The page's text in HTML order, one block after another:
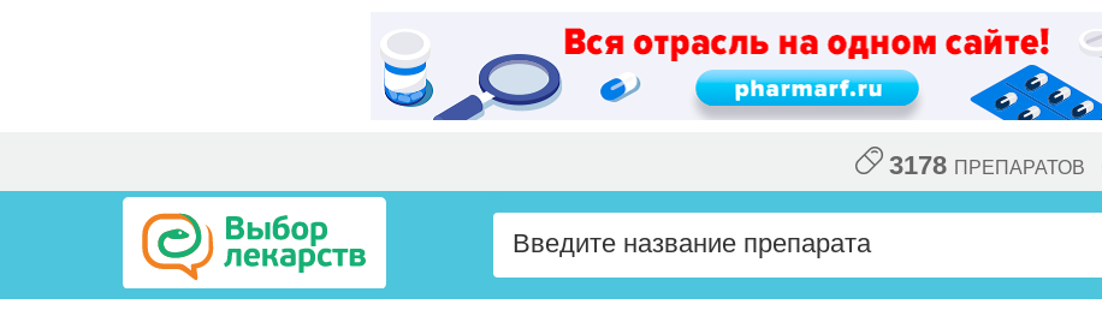
3178 ПРЕПАРАТОВ